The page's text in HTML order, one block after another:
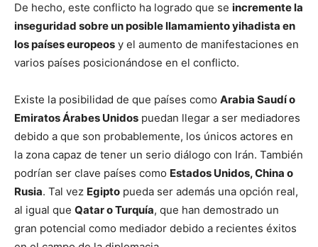
De hecho, este conflicto ha logrado que se incremente la
inseguridad sobre un posible llamamiento yihadista en
los países europeos y el aumento de manifestaciones en
varios países posicionándose en el conflicto.
Existe la posibilidad de que países como Arabia Saudí o
Emiratos Árabes Unidos puedan llegar a ser mediadores
debido a que son probablemente, los únicos actores en
la zona capaz de tener un serio diálogo con Irán. También
podrían ser clave países como Estados Unidos, China o
Rusia. Tal vez Egipto pueda ser además una opción real,
al igual que Qatar o Turquía, que han demostrado un
gran potencial como mediador debido a recientes éxitos